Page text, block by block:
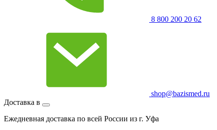
8 800 200 20 62
shop@bazismed.ru
Доставка в
Ежедневная доставка по всей России из г. Уфа